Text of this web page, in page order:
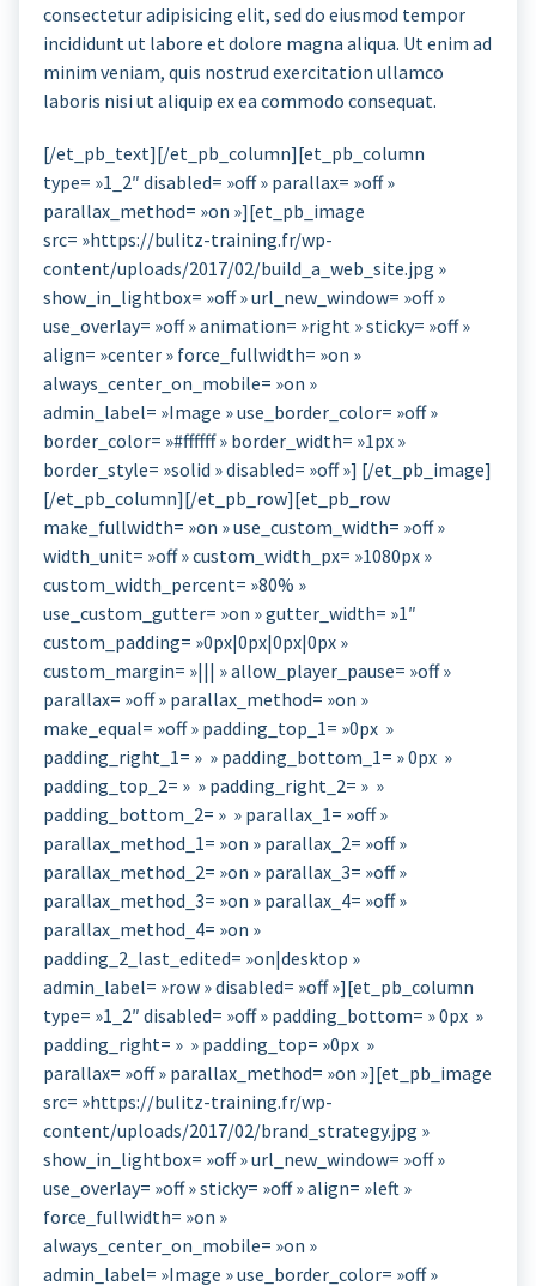
consectetur adipisicing elit, sed do eiusmod tempor
incididunt ut labore et dolore magna aliqua. Ut enim ad
minim veniam, quis nostrud exercitation ullamco
laboris nisi ut aliquip ex ea commodo consequat.
[/et_pb_text][/et_pb_column][et_pb_column
type= »1_2″ disabled= »off » parallax= »off »
parallax_method= »on »][et_pb_image
src= »https://bulitz-training.fr/wp-
content/uploads/2017/02/build_a_web_site.jpg »
show_in_lightbox= »off » url_new_window= »off »
use_overlay= »off » animation= »right » sticky= »off »
align= »center » force_fullwidth= »on »
always_center_on_mobile= »on »
admin_label= »Image » use_border_color= »off »
border_color= »#ffffff » border_width= »1px »
border_style= »solid » disabled= »off »] [/et_pb_image]
[/et_pb_column][/et_pb_row][et_pb_row
make_fullwidth= »on » use_custom_width= »off »
width_unit= »off » custom_width_px= »1080px »
custom_width_percent= »80% »
use_custom_gutter= »on » gutter_width= »1″
custom_padding= »0px|0px|0px|0px »
custom_margin= »||| » allow_player_pause= »off »
parallax= »off » parallax_method= »on »
make_equal= »off » padding_top_1= »0px »
padding_right_1= » » padding_bottom_1= » 0px »
padding_top_2= » » padding_right_2= » »
padding_bottom_2= » » parallax_1= »off »
parallax_method_1= »on » parallax_2= »off »
parallax_method_2= »on » parallax_3= »off »
parallax_method_3= »on » parallax_4= »off »
parallax_method_4= »on »
padding_2_last_edited= »on|desktop »
admin_label= »row » disabled= »off »][et_pb_column
type= »1_2″ disabled= »off » padding_bottom= » 0px »
padding_right= » » padding_top= »0px »
parallax= »off » parallax_method= »on »][et_pb_image
src= »https://bulitz-training.fr/wp-
content/uploads/2017/02/brand_strategy.jpg »
show_in_lightbox= »off » url_new_window= »off »
use_overlay= »off » sticky= »off » align= »left »
force_fullwidth= »on »
always_center_on_mobile= »on »
admin_label= »Image » use_border_color= »off »